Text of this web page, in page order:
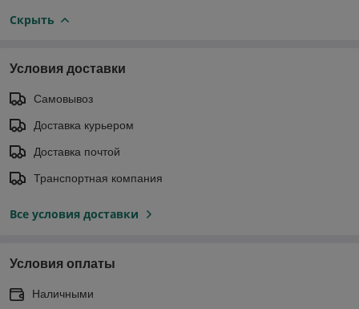
Скрыть
Условия доставки
Самовывоз
Доставка курьером
Доставка почтой
Транспортная компания
Все условия доставки
Условия оплаты
Наличными